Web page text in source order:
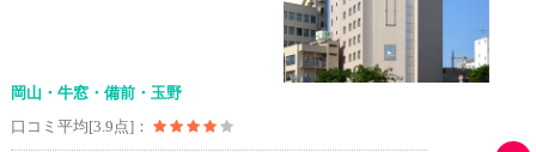
岡山・牛窓・備前・玉野
口コミ平均[3.9点]：